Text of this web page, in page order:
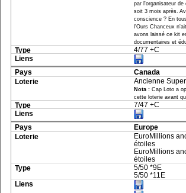
par l'organisateur de
soit 3 mois après.
conscience ? En
l'Ours Chanceux
avons laissé ce kit
documentaires et
4/77 +C
Canada
Ancienne
Nota : Cap Loto a
cette loterie avant
7/47 +C
Europe
EuroMillions
étoiles
EuroMillions
étoiles
5/50 *9E
5/50 *11E